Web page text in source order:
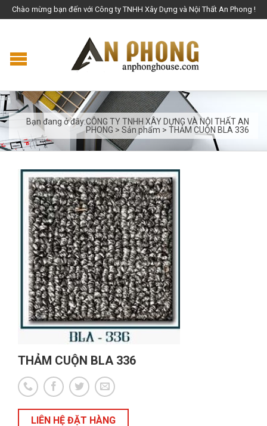
Chào mừng bạn đến với Công ty TNHH Xây Dựng và Nội Thất An Phong !
Bạn đang ở đây:CÔNG TY TNHH XÂY DỰNG VÀ NỘI THẤT AN
PHONG > Sản phẩm > THẢM CUỘN BLA 336
THẢM CUỘN BLA 336
LIÊN HỆ ĐẶT HÀNG